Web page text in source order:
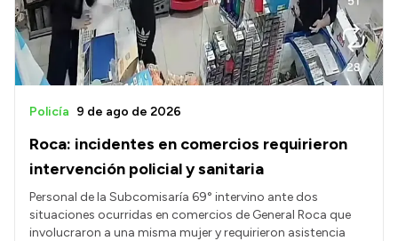
Roca: incidentes en comercios requirieron
intervención policial y sanitaria
Policía 9 de ago de 2026
Personal de la Subcomisaría 69° intervino ante dos
situaciones ocurridas en comercios de General Roca que
involucraron a una misma mujer y requirieron asistencia